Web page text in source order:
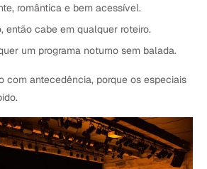
romântica e bem acessível.
então cabe em qualquer roteiro.
um programa noturno sem balada.
com antecedência, porque os especiais